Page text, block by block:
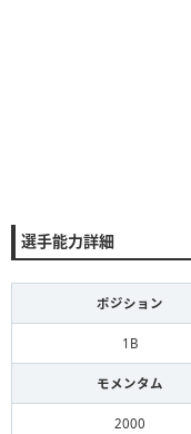
選手能力詳細
ポジション
1B
モメンタム
2000